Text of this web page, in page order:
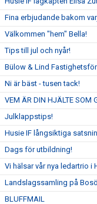
Fina erbjudande bakom
Välkommen "hem" Bella!
Tips till jul och nyår!
Bülow & Lind
Ni är bäst - tusen tack!
VEM ÄR DIN HJÄLTE SOM
Julklappstips!
Husie IF långsiktiga
Dags för utbildning!
Vi hälsar vår nya ledartrio i
Landslagssamling på
BLUFFMAIL